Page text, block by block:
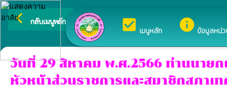
check_box เมนูหลัก info ข้อมูลหน่
arrow_back_ios กลับเมนูหลัก ยินดีต้อนรับสู่เว็บไซต์ข
วันที่ 29 สิหาคม พ.ศ.2566 ท่านนายก
หัวหน้าส่วนราชการและสมาชิกสภาเ